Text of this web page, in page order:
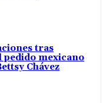
tras
pedido mexicano
Chávez